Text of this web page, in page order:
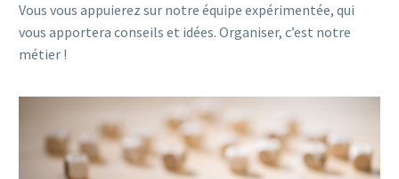
Vous vous appuierez sur notre équipe expérimentée, qui
vous apportera conseils et idées. Organiser, c’est notre
métier !